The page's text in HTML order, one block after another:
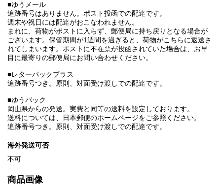
■ゆうメール
追跡番号はありません。ポスト投函での配達です。
週末や祝日には配達がおこなわれません。
まれに、荷物がポストに入らず、郵便局に持ち戻りとなる場合が
ございます。保管期間が1週間を過ぎると、荷物がこちらに返送さ
れてしまいます。ポストに不在票が投函されていた場合は、お早
目に最寄りの郵便局にお問い合わせください。
■レターパックプラス
追跡番号つき。原則、対面受け渡しでの配達です。
■ゆうパック
岡山県からの発送。実費と同等の送料を設定しております。
送料については、日本郵便のホームページをご参照ください。
追跡番号つき。原則、対面受け渡しでの配達です。
海外発送可否
不可
商品画像